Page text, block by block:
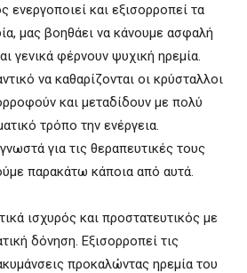
ενεργοποιεί και εξισορροπεί τα
μας βοηθάει να κάνουμε ασφαλή
γενικά φέρνουν ψυχική ηρεμία.
να καθαρίζονται οι κρύσταλλοι
και μεταδίδουν με πολύ
τρόπο την ενέργεια.
για τις θεραπευτικές τους
παρακάτω κάποια από αυτά.
ισχυρός και προστατευτικός με
δόνηση. Εξισορροπεί τις
προκαλώντας ηρεμία του